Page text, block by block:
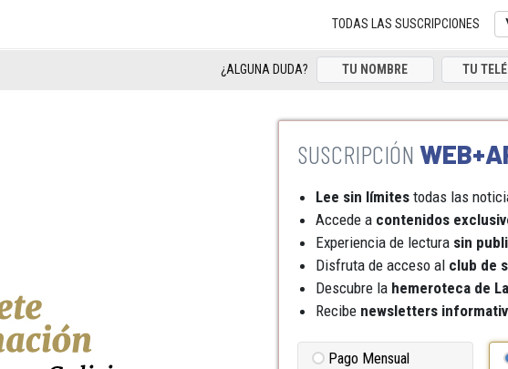
TODAS LAS SUSCRIPCIONES
¿ALGUNA DUDA?
Lee sin límitestodas las
Accede acontenidos
Experiencia de lecturasin
Disfruta de acceso alclub de
Descubre lahemerotecade
Recibe newsletters
Pago Mensual